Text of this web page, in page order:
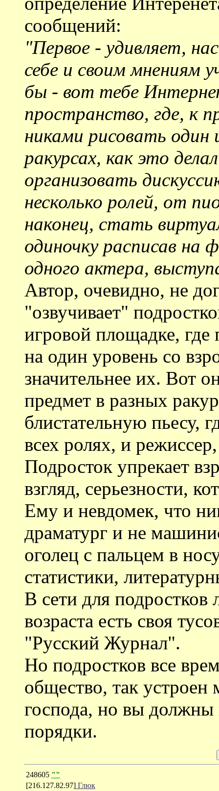
сообщений:
"Первое - удивляет,
себе и своим мнениям
бы - вот тебе
пространство, где, к
никами рисовать
ракурсах, как это
организовать
несколько ролей, от
наконец, стать
одиночку расписав на
одного актера,
Автор, очевидно, не
"озвучивает"
игровой площадке, где
на один уровень со
значительнее их. Вот
предмет в разных
блистательную пьесу,
всех ролях, и
Подросток упрекает
взгляд, серьезности,
Ему и невдомек, что
драматург и не
оголец с пальцем в
статистики,
В сети для подростков
возраста есть своя
"Русский Журнал".
Но подростков все
общество, так
господа, но вы должны
порядки.
248605 ""
[216.127.82.97] Глюк